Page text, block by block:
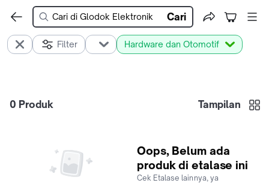
Cari
Filter Hardware dan Otomotif
0 Produk Tampilan
Oops, Belum ada
produk di etalase ini
Cek Etalase lainnya, ya